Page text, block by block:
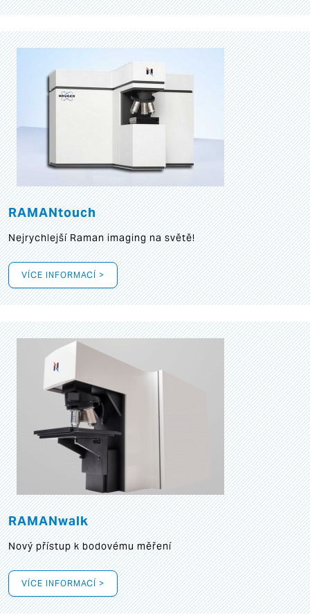
RAMANtouch
Nejrychlejší Raman imaging na světě!
VÍCE INFORMACÍ >
RAMANwalk
Nový přístup k bodovému měření
VÍCE INFORMACÍ >